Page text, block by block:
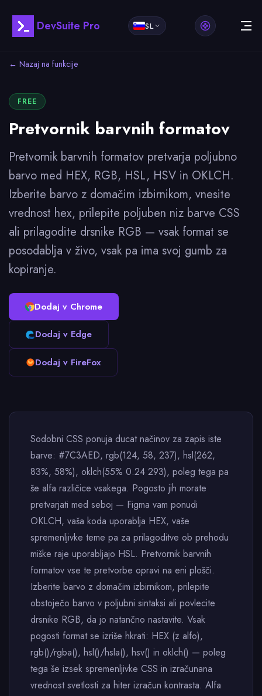
DevSuite Pro SL
← Nazaj na funkcije
FREE
Pretvornik barvnih formatov
Pretvornik barvnih formatov pretvarja poljubno
barvo med HEX, RGB, HSL, HSV in OKLCH.
Izberite barvo z domačim izbirnikom, vnesite
vrednost hex, prilepite poljuben niz barve CSS
ali prilagodite drsnike RGB — vsak format se
posodablja v živo, vsak pa ima svoj gumb za
kopiranje.
Dodaj v Chrome
Dodaj v Edge
Dodaj v FireFox
Sodobni CSS ponuja ducat načinov za zapis iste
barve: #7C3AED, rgb(124, 58, 237), hsl(262,
83%, 58%), oklch(55% 0.24 293), poleg tega pa
še alfa različice vsakega. Pogosto jih morate
pretvarjati med seboj — Figma vam ponudi
OKLCH, vaša koda uporablja HEX, vaše
spremenljivke teme pa za prilagoditve ob prehodu
miške raje uporabljajo HSL. Pretvornik barvnih
formatov vse te pretvorbe opravi na eni plošči.
Izberite barvo z domačim izbirnikom, prilepite
obstoječo barvo v poljubni sintaksi ali povlecite
drsnike RGB, da jo natančno nastavite. Vsak
pogosti format se izriše hkrati: HEX (z alfo),
rgb()/rgba(), hsl()/hsla(), hsv() in oklch() — poleg
tega še izsek spremenljivke CSS in izračunana
vrednost svetlosti za hiter izračun kontrasta. Alfa